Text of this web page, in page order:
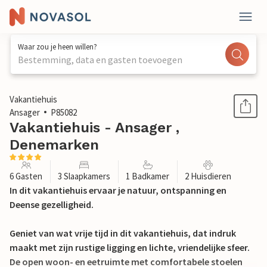
Waar zou je heen willen?
Bestemming, data en gasten toevoegen
1 / 17
Vakantiehuis
Ansager
P85082
Vakantiehuis - Ansager ,
Denemarken
6 Gasten 3 Slaapkamers 1 Badkamer 2 Huisdieren
In dit vakantiehuis ervaar je natuur, ontspanning en
Deense gezelligheid.
Geniet van wat vrije tijd in dit vakantiehuis, dat indruk
maakt met zijn rustige ligging en lichte, vriendelijke sfeer.
De open woon- en eetruimte met comfortabele stoelen